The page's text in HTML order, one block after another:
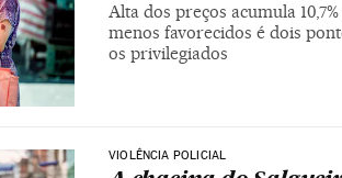
Alta dos preços acumula
menos favorecidos é dois
os privilegiados
VIOLÊNCIA POLICIAL